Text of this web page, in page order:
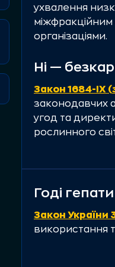
на Алеї слави в
— це
про те, як
прапор»
—
тварин від
проти екоциду
щоб
ухвалення
організаціями.
Ні —
Закон 1684-ІХ
законодавчих
угод та
рослинного
Годі
Закон України
використання